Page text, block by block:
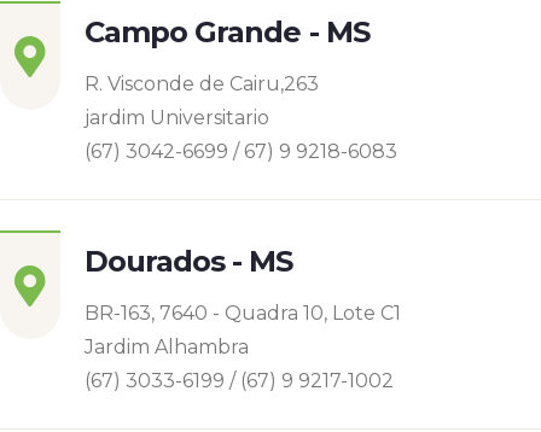
Campo Grande - MS
R. Visconde de Cairu,263
jardim Universitario
(67) 3042-6699 / 67) 9 9218-6083
Dourados - MS
BR-163, 7640 - Quadra 10, Lote C1
Jardim Alhambra
(67) 3033-6199 / (67) 9 9217-1002